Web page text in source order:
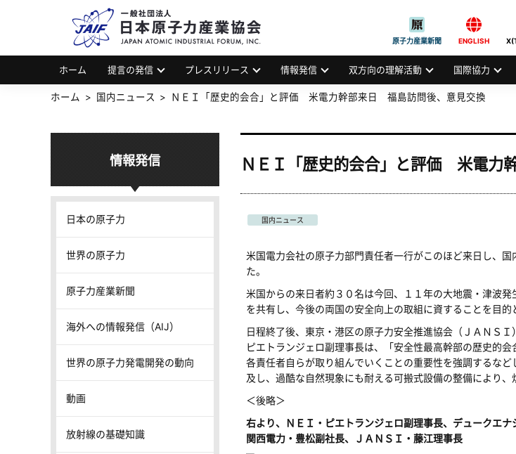
JAPAN ATOMIC INDUSTRIAL FORUM, INC.
原子力産業新聞 ENGLISH
ホーム 提言の発信 プレスリリース 情報発信 双方向の理解活動 国際協力
ホーム 国内ニュース ＮＥＩ「歴史的会合」と評価 米電力幹部来日 福島訪問後、意見交換
ＮＥＩ「歴史的会合」と評価 米電力
国内ニュース
米国電力会社の原子力部門責任者一行がこのほど来日し、
た。
米国からの来日者約３０名は今回、１１年の大地震・津波
を共有し、今後の両国の安全向上の取組に資することを目的
日程終了後、東京・港区の原子力安全推進協会（ＪＡＮＳ
ピエトランジェロ副理事長は、「安全性最高幹部の歴史的
各責任者自らが取り組んでいくことの重要性を強調するな
及し、過酷な自然現象にも耐える可搬式設備の整備により
＜後略＞
右より、ＮＥＩ・ピエトランジェロ副理事長、デュークエナ
関西電力・豊松副社長、ＪＡＮＳＩ・藤江理事長
情報発信
日本の原子力
世界の原子力
原子力産業新聞
海外への情報発信（AIJ）
世界の原子力発電開発の動向
動画
放射線の基礎知識